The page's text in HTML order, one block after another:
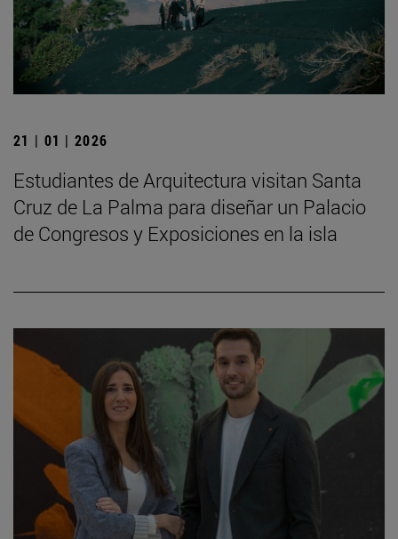
21 | 01 | 2026
Estudiantes de Arquitectura visitan Santa
Cruz de La Palma para diseñar un Palacio
de Congresos y Exposiciones en la isla